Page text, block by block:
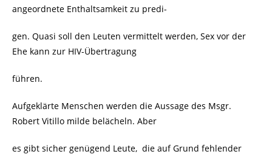
angeordnete Enthaltsamkeit zu predi-
gen. Quasi soll den Leuten vermittelt werden, Sex vor der
Ehe kann zur HIV-Übertragung
führen.
Aufgeklärte Menschen werden die Aussage des Msgr.
Robert Vitillo milde belächeln. Aber
es gibt sicher genügend Leute, die auf Grund fehlender